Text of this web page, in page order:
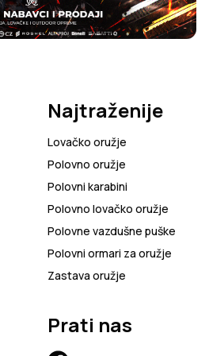
Najtraženije
Lovačko oružje
Polovno oružje
Polovni karabini
Polovno lovačko oružje
Polovne vazdušne puške
Polovni ormari za oružje
Zastava oružje
Prati nas